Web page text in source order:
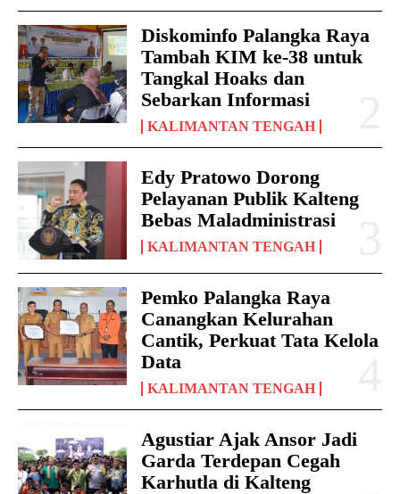
Diskominfo Palangka Raya
Tambah KIM ke-38 untuk
Tangkal Hoaks dan
Sebarkan Informasi
KALIMANTAN TENGAH
Edy Pratowo Dorong
Pelayanan Publik Kalteng
Bebas Maladministrasi
KALIMANTAN TENGAH
Pemko Palangka Raya
Canangkan Kelurahan
Cantik, Perkuat Tata Kelola
Data
KALIMANTAN TENGAH
Agustiar Ajak Ansor Jadi
Garda Terdepan Cegah
Karhutla di Kalteng